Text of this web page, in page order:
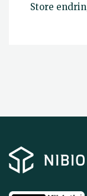
Store